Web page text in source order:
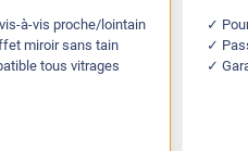
à-vis proche/lointain
miroir sans tain
tous vitrages